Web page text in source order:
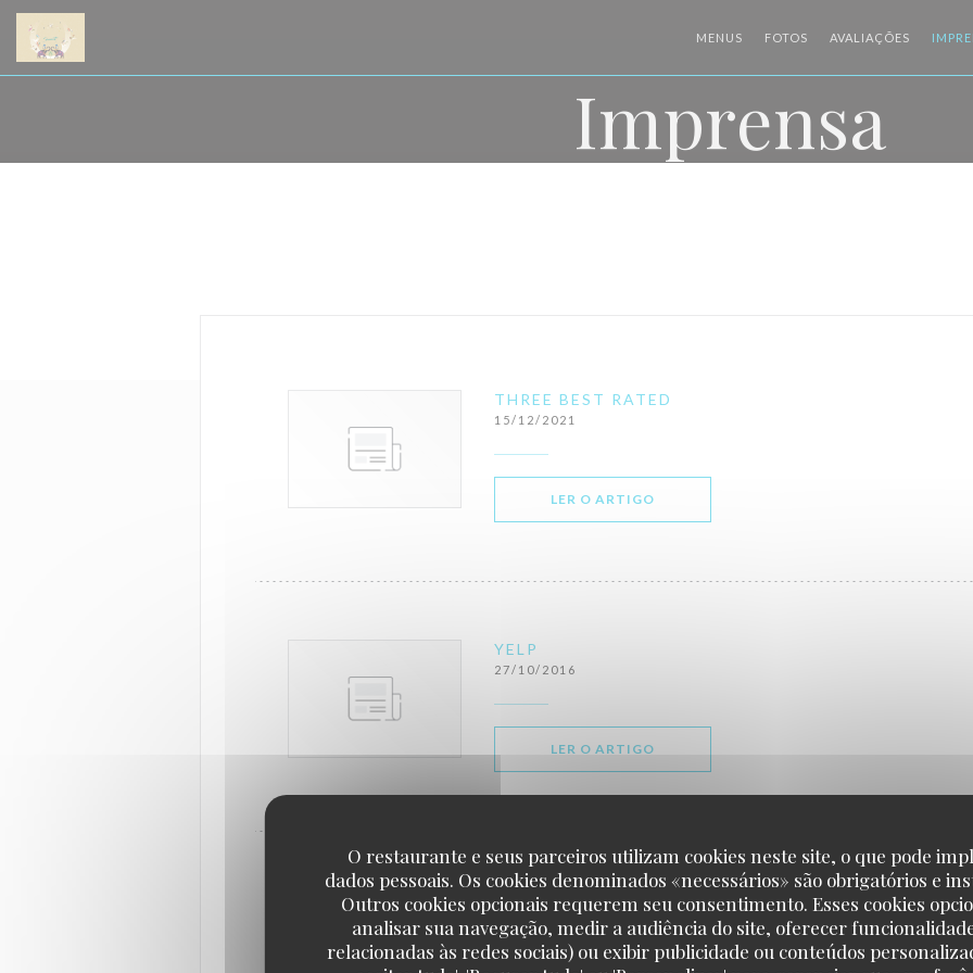
Painel de Gerenciamento de Cookies
O restaurante e seus parceiros utilizam cookies neste site, o que pode
dados pessoais. Os cookies denominados «necessários» são obrigatórios e
Outros cookies opcionais requerem seu consentimento. Esses cookies
analisar sua navegação, medir a audiência do site, oferecer
relacionadas às redes sociais) ou exibir publicidade ou conteúdos
MENUS FOTOS AVALIAÇÕES
Imprensa
THREE BEST RATED
15/12/2021
LER O ARTIGO((ABRE NUMA NOVA JANELA))
YELP
27/10/2016
LER O ARTIGO((ABRE NUMA NOVA JANELA))
3 BEST INDIAN RESTAURANTS IN MAIDSTONE
29/08/2016